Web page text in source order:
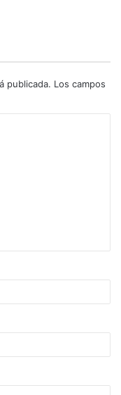
publicada. Los campos